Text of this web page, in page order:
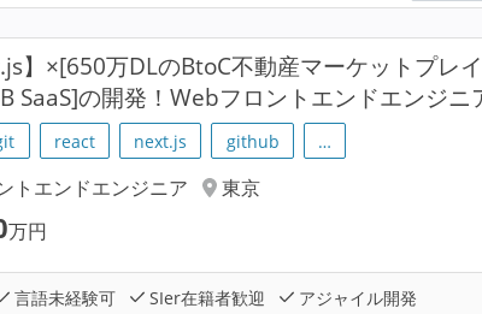
】×[650万DLのBtoC不動産マーケットプレ
SaaS]の開発！Webフロントエンドエンジニ
react next.js github …
トエンドエンジニア
東京
万円
言語未経験可 SIer在籍者歓迎
アジャイル開発